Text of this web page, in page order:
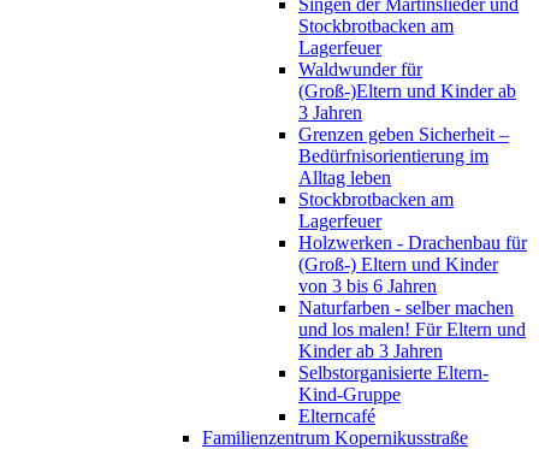
Stockbrotbacken am
Lagerfeuer
Waldwunder für
(Groß-)Eltern und Kinder ab
3 Jahren
Grenzen geben Sicherheit –
Bedürfnisorientierung im
Alltag leben
Stockbrotbacken am
Lagerfeuer
Holzwerken - Drachenbau für
(Groß-) Eltern und Kinder
von 3 bis 6 Jahren
Naturfarben - selber machen
und los malen! Für Eltern und
Kinder ab 3 Jahren
Selbstorganisierte Eltern-
Kind-Gruppe
Elterncafé
Familienzentrum Kopernikusstraße